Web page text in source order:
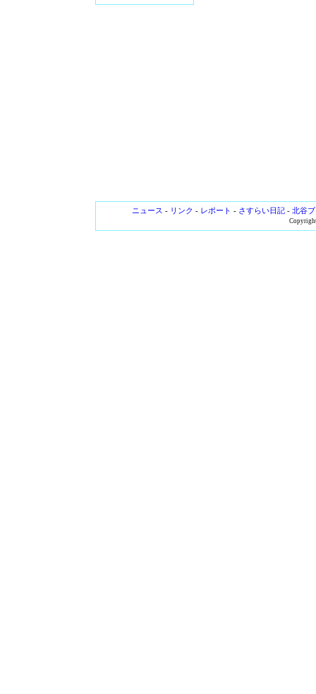
ニュース - リンク - レポート - さすらい日記- 北谷